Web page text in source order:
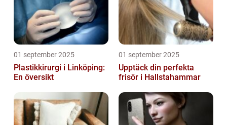
01 september 2025
Plastikkirurgi i Linköping:
En översikt
01 september 2025
Upptäck din perfekta
frisör i Hallstahammar